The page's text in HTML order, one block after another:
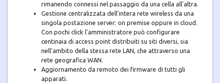
rimanendo connessi nel passaggio da una cella all'altra.
Gestione centralizzata dell'intera rete wireless da una
singola postazione server: on premise oppure in cloud.
Con pochi click l'amministratore può configurare
centinaia di access point distribuiti su siti diversi, sia
nell'ambito della stessa rete LAN, che attraverso una
rete geografica WAN.
Aggiornamento da remoto dei firmware di tutti gli
apparati.